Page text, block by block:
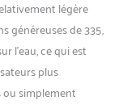
légère
généreuses de 335,
l’eau, ce qui est
plus
simplement